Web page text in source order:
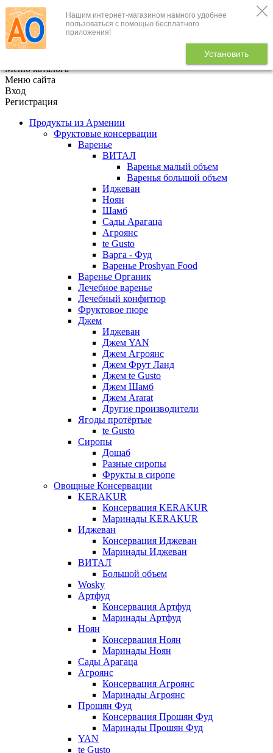
Нашим интернет-магазином намного удобнее
пользоваться с помощью бесплатного
приложения!
Установить
+7 (495) 646-888-1
В корзине
Меню каталога
Меню сайта
Вход
Регистрация
Продукты из Армении
Фруктовые консервации
Варенье
ВИТАЛ
Варенья малый объем
Варенья большой объем
Иджеван
Ноян
Шамб
Сады Арагаца
Агроянс
te Gusto
Варга - Фуд
Варенье Proshyan Food
Варенье Органик
Лечебное варенье
Лечебный конфитюр
Фруктовое пюре
Джем
Иджеван
Джем YAN
Джем Агроянс
Джем Фрут Ланд
Джем te Gusto
Джем Шамб
Джем Ararat
Другие производители
Ягоды протёртые
te Gusto
Сиропы
Дошаб
Разные сиропы
Фрукты в сиропе
Овощные Консервации
KERAKUR
Консервация KERAKUR
Маринады KERAKUR
Иджеван
Консервация Иджеван
Маринады Иджеван
ВИТАЛ
Большой объем
Wosky
Артфуд
Консервация Артфуд
Маринады Артфуд
Ноян
Консервация Ноян
Маринады Ноян
Сады Арагаца
Агроянс
Консервация Агроянс
Маринады Агроянс
Прошян Фуд
Консервация Прошян Фуд
Маринады Прошян Фуд
YAN
te Gusto